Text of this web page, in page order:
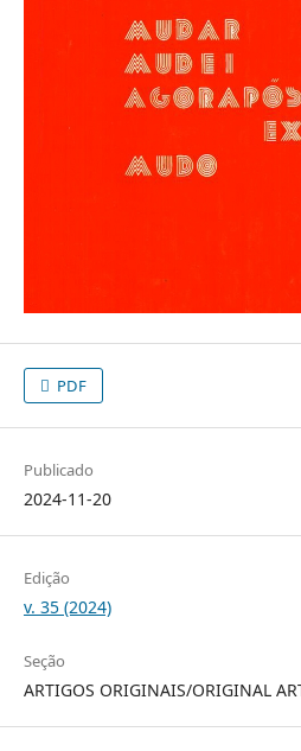
PDF
Publicado
2024-11-20
Edição
v. 35 (2024)
Seção
ARTIGOS ORIGINAIS/ORIGINAL